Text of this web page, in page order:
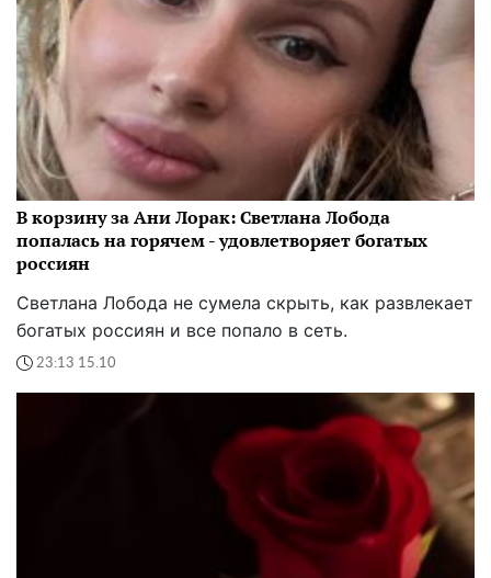
В корзину за Ани Лорак: Светлана Лобода
попалась на горячем - удовлетворяет богатых
россиян
Светлана Лобода не сумела скрыть, как развлекает
богатых россиян и все попало в сеть.
23:13 15.10